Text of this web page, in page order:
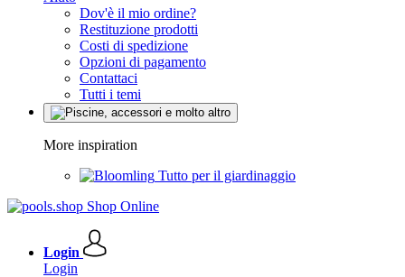
Dov'è il mio ordine?
Restituzione prodotti
Costi di spedizione
Opzioni di pagamento
Contattaci
Tutti i temi
More inspiration
Tutto per il giardinaggio
Login
Login